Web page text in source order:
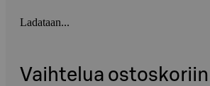
Ladataan...
Vaihtelua ostoskoriin